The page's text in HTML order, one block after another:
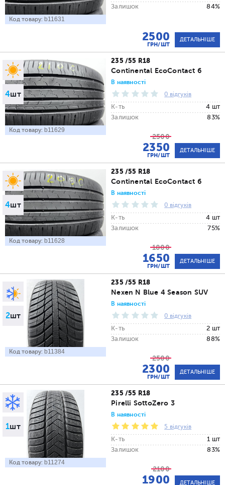
Код товару: b11631
Залишок
84%
2500
ГРН/ШТ
ДЕТАЛЬНІШЕ
4шт
Код товару: b11629
235 /55 R18
Continental EcoContact 6
В наявності
0 відгуків
К-ть
4 шт
Залишок
83%
2500
2350
ГРН/ШТ
ДЕТАЛЬНІШЕ
4шт
Код товару: b11628
235 /55 R18
Continental EcoContact 6
В наявності
0 відгуків
К-ть
4 шт
Залишок
75%
1800
1650
ГРН/ШТ
ДЕТАЛЬНІШЕ
2шт
Код товару: b11384
235 /55 R18
Nexen N Blue 4 Season SUV
В наявності
0 відгуків
К-ть
2 шт
Залишок
88%
2500
2300
ГРН/ШТ
ДЕТАЛЬНІШЕ
1шт
Код товару: b11274
235 /55 R18
Pirelli SottoZero 3
В наявності
5 відгуків
К-ть
1 шт
Залишок
83%
2100
1900 ДЕТАЛЬНІШЕ